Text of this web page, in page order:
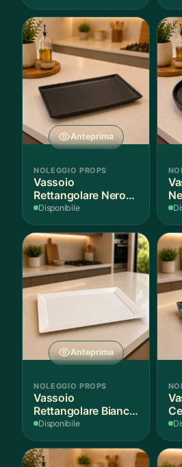
Anteprima
NOLEGGIO PROPS
Vassoio
Rettangolare Nero
Opaco
Disponibile
Anteprima
NOLEGGIO PROPS
Vassoio
Rettangolare Bianco
per Scenografie
Disponibile